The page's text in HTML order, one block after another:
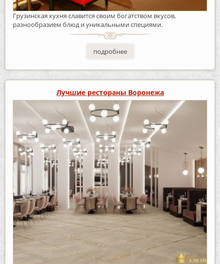
Грузинская кухня славится своим богатством вкусов,
разнообразием блюд и уникальными специями.
подробнее
Лучшие рестораны Воронежа